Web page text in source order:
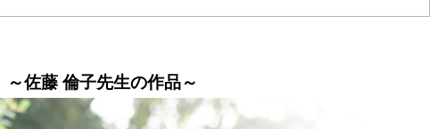
～佐藤 倫子先生の作品～